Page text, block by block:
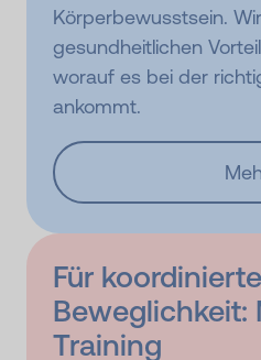
Körperbewusstsein.
gesundheitlichen
worauf es bei der
ankommt.
Für koordinierte
Beweglichkeit:
Training